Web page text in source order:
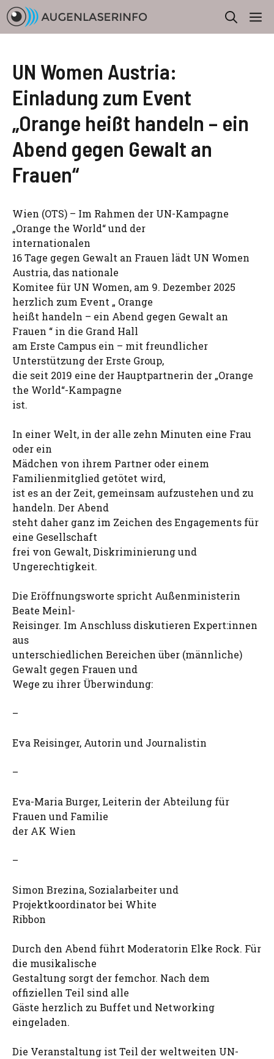
Zum
Inhalt
springen
UN Women Austria:
Einladung zum Event
„Orange heißt handeln – ein
Abend gegen Gewalt an
Frauen“
Wien (OTS) – Im Rahmen der UN-Kampagne
„Orange the World“ und der
internationalen
16 Tage gegen Gewalt an Frauen lädt UN Women
Austria, das nationale
Komitee für UN Women, am 9. Dezember 2025
herzlich zum Event „ Orange
heißt handeln – ein Abend gegen Gewalt an
Frauen “ in die Grand Hall
am Erste Campus ein – mit freundlicher
Unterstützung der Erste Group,
die seit 2019 eine der Hauptpartnerin der „Orange
the World“-Kampagne
ist.
In einer Welt, in der alle zehn Minuten eine Frau
oder ein
Mädchen von ihrem Partner oder einem
Familienmitglied getötet wird,
ist es an der Zeit, gemeinsam aufzustehen und zu
handeln. Der Abend
steht daher ganz im Zeichen des Engagements für
eine Gesellschaft
frei von Gewalt, Diskriminierung und
Ungerechtigkeit.
Die Eröffnungsworte spricht Außenministerin
Beate Meinl-
Reisinger. Im Anschluss diskutieren Expert:innen
aus
unterschiedlichen Bereichen über (männliche)
Gewalt gegen Frauen und
Wege zu ihrer Überwindung:
–
Eva Reisinger, Autorin und Journalistin
–
Eva-Maria Burger, Leiterin der Abteilung für
Frauen und Familie
der AK Wien
–
Simon Brezina, Sozialarbeiter und
Projektkoordinator bei White
Ribbon
Durch den Abend führt Moderatorin Elke Rock. Für
die musikalische
Gestaltung sorgt der femchor. Nach dem
offiziellen Teil sind alle
Gäste herzlich zu Buffet und Networking
eingeladen.
Die Veranstaltung ist Teil der weltweiten UN-